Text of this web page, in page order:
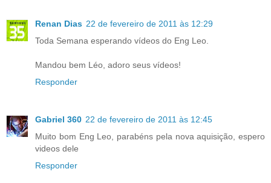
Renan Dias 22 de fevereiro de 2011 às 12:29
Toda Semana esperando vídeos do Eng Leo.
Mandou bem Léo, adoro seus vídeos!
Responder
Gabriel 360 22 de fevereiro de 2011 às 12:45
Muito bom Eng Leo, parabéns pela nova aquisição, espero
videos dele
Responder